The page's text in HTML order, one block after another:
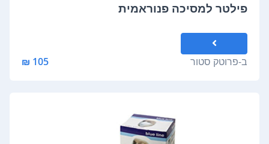
פילטר למסיכה פנוראמית
ב-פרוטק סטור 105 ₪